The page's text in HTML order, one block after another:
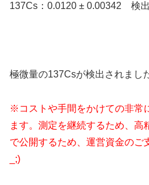
137Cs：0.0120 ± 0.00342 検出
極微量の137Csが検出されまし
※コストや手間をかけての非常
ます。測定を継続するため、高
で公開するため、運営資金のご
_;)